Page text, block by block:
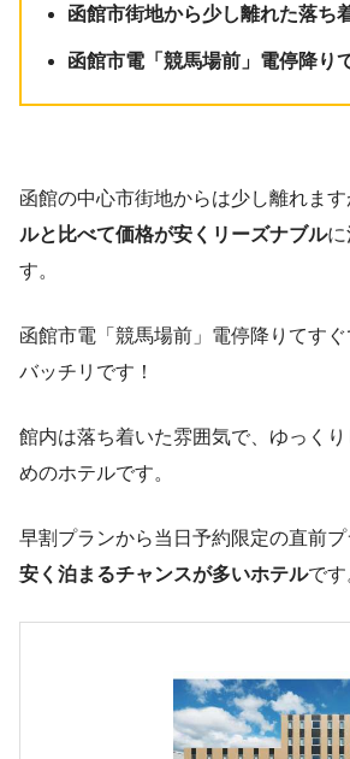
函館市街地から少し離れた落ち
函館市電「競馬場前」電停降り
函館の中心市街地からは少し離れま
ルと比べて価格が安くリーズナブルに
す。
函館市電「競馬場前」電停降りてす
バッチリです！
館内は落ち着いた雰囲気で、ゆっく
めのホテルです。
早割プランから当日予約限定の直前プ
安く泊まるチャンスが多いホテルです